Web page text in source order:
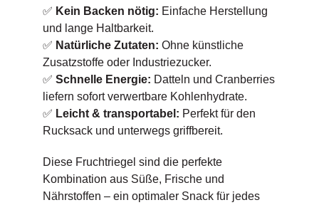
✅ Kein Backen nötig: Einfache Herstellung
und lange Haltbarkeit.
✅ Natürliche Zutaten: Ohne künstliche
Zusatzstoffe oder Industriezucker.
✅ Schnelle Energie: Datteln und Cranberries
liefern sofort verwertbare Kohlenhydrate.
✅ Leicht & transportabel: Perfekt für den
Rucksack und unterwegs griffbereit.
Diese Fruchtriegel sind die perfekte
Kombination aus Süße, Frische und
Nährstoffen – ein optimaler Snack für jedes